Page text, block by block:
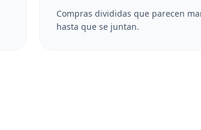
Compras divididas que parecen
hasta que se juntan.